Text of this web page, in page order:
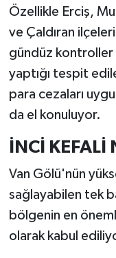
Özellikle Erciş,
ve Çaldıran
gündüz kontroller
yaptığı tespit
para cezaları
da el konuluyor.
İNCİ
Van Gölü'nün
sağlayabilen tek
bölgenin en
olarak kabul